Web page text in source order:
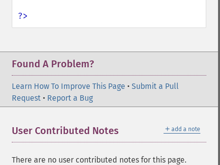
?>
Found A Problem?
Learn How To Improve This Page • Submit a Pull
Request • Report a Bug
＋ add a note
User Contributed Notes
There are no user contributed notes for this page.